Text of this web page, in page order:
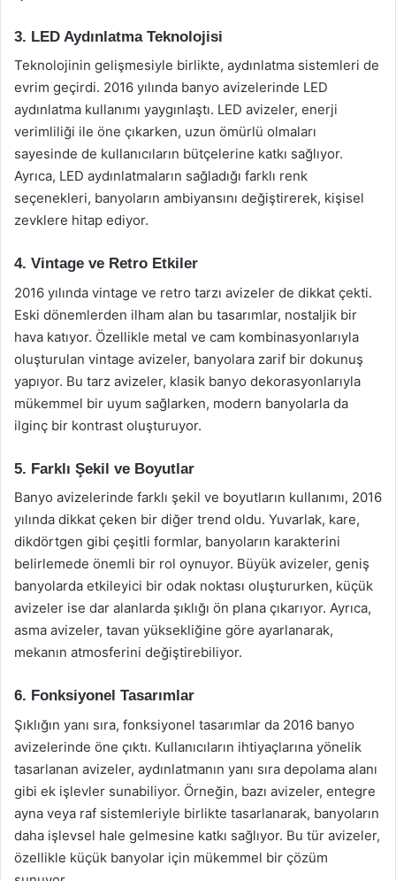
3. LED Aydınlatma Teknolojisi
Teknolojinin gelişmesiyle birlikte, aydınlatma sistemleri de
evrim geçirdi. 2016 yılında banyo avizelerinde LED
aydınlatma kullanımı yaygınlaştı. LED avizeler, enerji
verimliliği ile öne çıkarken, uzun ömürlü olmaları
sayesinde de kullanıcıların bütçelerine katkı sağlıyor.
Ayrıca, LED aydınlatmaların sağladığı farklı renk
seçenekleri, banyoların ambiyansını değiştirerek, kişisel
zevklere hitap ediyor.
4. Vintage ve Retro Etkiler
2016 yılında vintage ve retro tarzı avizeler de dikkat çekti.
Eski dönemlerden ilham alan bu tasarımlar, nostaljik bir
hava katıyor. Özellikle metal ve cam kombinasyonlarıyla
oluşturulan vintage avizeler, banyolara zarif bir dokunuş
yapıyor. Bu tarz avizeler, klasik banyo dekorasyonlarıyla
mükemmel bir uyum sağlarken, modern banyolarla da
ilginç bir kontrast oluşturuyor.
5. Farklı Şekil ve Boyutlar
Banyo avizelerinde farklı şekil ve boyutların kullanımı, 2016
yılında dikkat çeken bir diğer trend oldu. Yuvarlak, kare,
dikdörtgen gibi çeşitli formlar, banyoların karakterini
belirlemede önemli bir rol oynuyor. Büyük avizeler, geniş
banyolarda etkileyici bir odak noktası oluştururken, küçük
avizeler ise dar alanlarda şıklığı ön plana çıkarıyor. Ayrıca,
asma avizeler, tavan yüksekliğine göre ayarlanarak,
mekanın atmosferini değiştirebiliyor.
6. Fonksiyonel Tasarımlar
Şıklığın yanı sıra, fonksiyonel tasarımlar da 2016 banyo
avizelerinde öne çıktı. Kullanıcıların ihtiyaçlarına yönelik
tasarlanan avizeler, aydınlatmanın yanı sıra depolama alanı
gibi ek işlevler sunabiliyor. Örneğin, bazı avizeler, entegre
ayna veya raf sistemleriyle birlikte tasarlanarak, banyoların
daha işlevsel hale gelmesine katkı sağlıyor. Bu tür avizeler,
özellikle küçük banyolar için mükemmel bir çözüm